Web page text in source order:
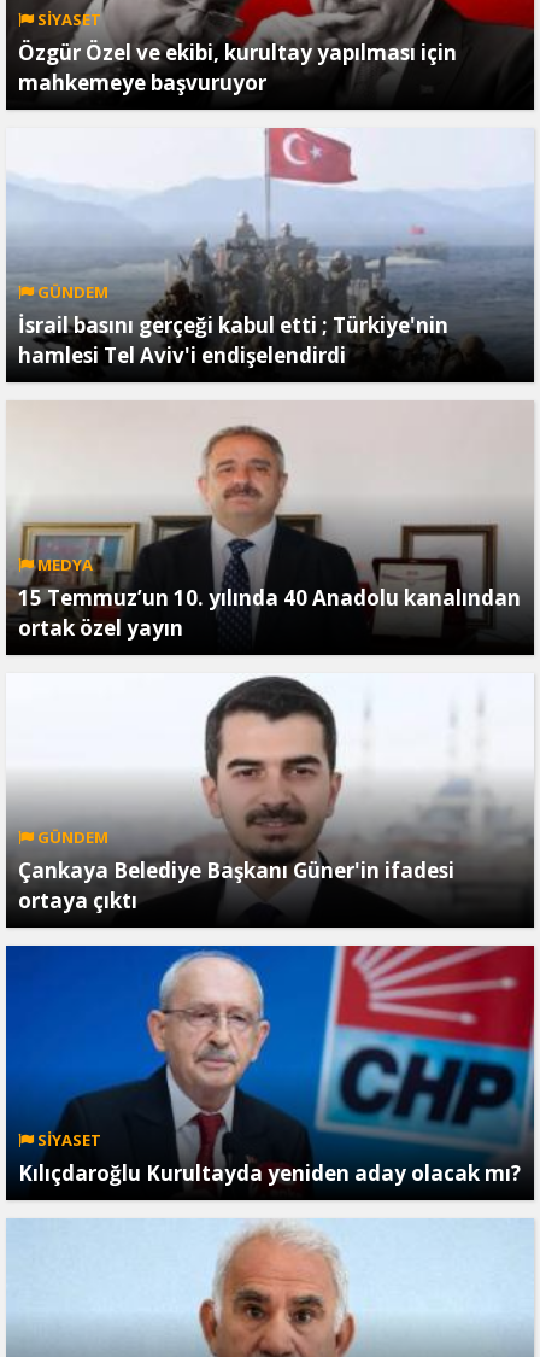
SİYASET
Özgür Özel ve ekibi, kurultay yapılması için
mahkemeye başvuruyor
GÜNDEM
İsrail basını gerçeği kabul etti ; Türkiye'nin
hamlesi Tel Aviv'i endişelendirdi
MEDYA
15 Temmuz’un 10. yılında 40 Anadolu kanalından
ortak özel yayın
GÜNDEM
Çankaya Belediye Başkanı Güner'in ifadesi
ortaya çıktı
SİYASET
Kılıçdaroğlu Kurultayda yeniden aday olacak mı?